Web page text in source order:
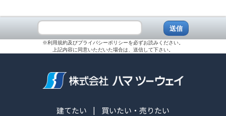
※利用規約及びプライバシーポリシーを必ずお読みください。
上記内容に同意いただいた場合は、送信して下さい。
建てたい
買いたい・売りたい